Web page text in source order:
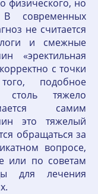
физического, но
современных
не считается
и смежные
«эректильная
с точки
подобное
столь тяжело
самим
это тяжелый
обращаться за
вопросе,
или по советам
для лечения